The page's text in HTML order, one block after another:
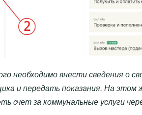
необходимо внести сведения о
и передать показания. На этом
счет за коммунальные услуги